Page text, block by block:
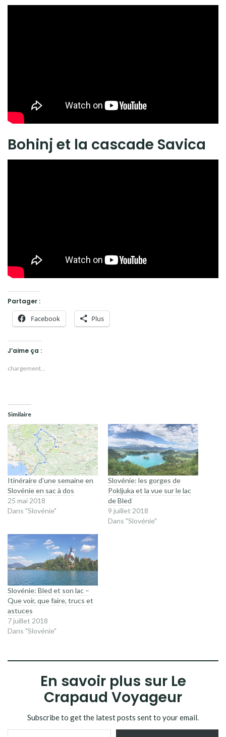
Bohinj et la cascade Savica
Partager :
Facebook Plus
J’aime ça :
chargement…
Similaire
Itinéraire d’une semaine en
Slovénie en sac à dos
25 mai 2018
Dans "Slovénie"
Slovénie: les gorges de
Pokljuka et la vue sur le lac
de Bled
9 juillet 2018
Dans "Slovénie"
Slovénie: Bled et son lac –
Que voir, que faire, trucs et
astuces
7 juillet 2018
Dans "Slovénie"
En savoir plus sur Le
Crapaud Voyageur
Subscribe to get the latest posts sent to your email.
Saisissez votre adresse e-mail…